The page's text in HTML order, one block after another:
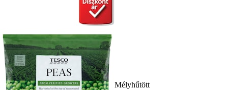
Mélyhűtött